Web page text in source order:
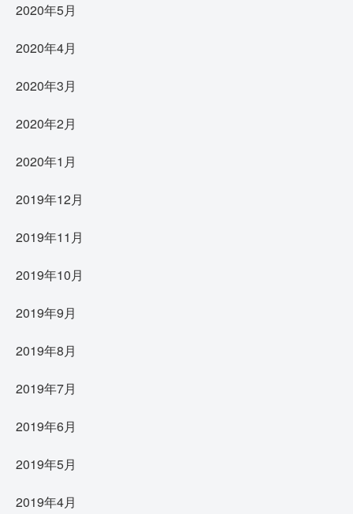
2020年5月
2020年4月
2020年3月
2020年2月
2020年1月
2019年12月
2019年11月
2019年10月
2019年9月
2019年8月
2019年7月
2019年6月
2019年5月
2019年4月